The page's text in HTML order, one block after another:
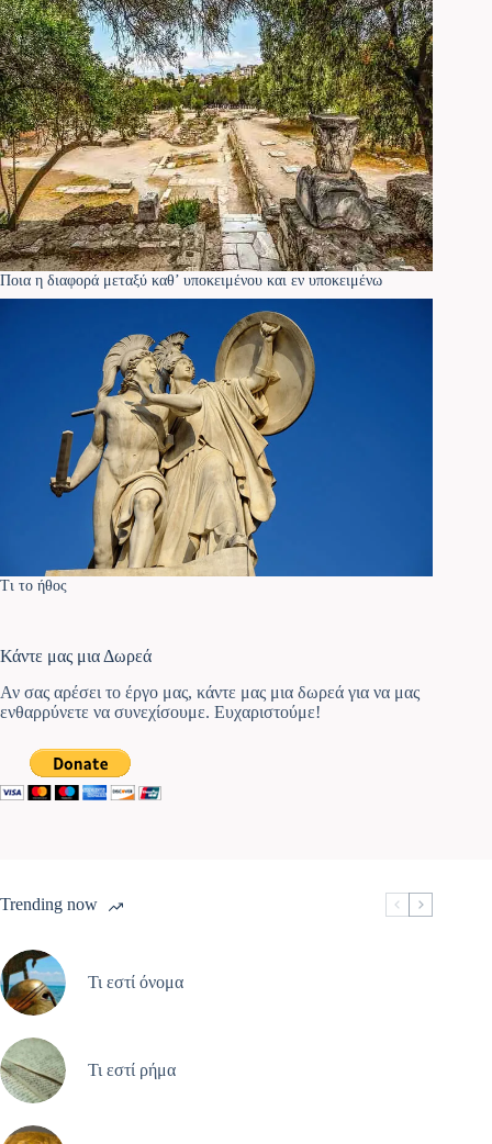
Ποια η διαφορά μεταξύ καθ’ υποκειμένου και εν υποκειμένω
Τι το ήθος
Κάντε μας μια Δωρεά
Αν σας αρέσει το έργο μας, κάντε μας μια δωρεά για να μας
ενθαρρύνετε να συνεχίσουμε. Ευχαριστούμε!
Trending now
Τι εστί όνομα
Τι εστί ρήμα